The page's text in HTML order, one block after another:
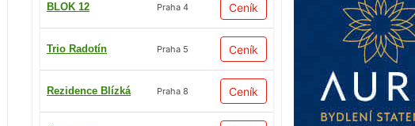
BLOK 12 Praha 4 Ceník
Trio Radotín Praha 5 Ceník
Rezidence Blízká Praha 8 Ceník